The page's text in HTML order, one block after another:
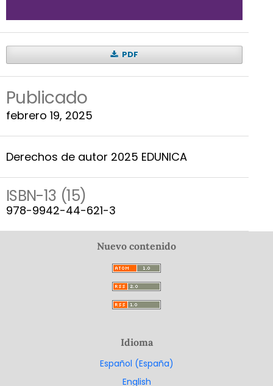
PDF
Publicado
febrero 19, 2025
Derechos de autor 2025 EDUNICA
ISBN-13 (15)
978-9942-44-621-3
Nuevo contenido
Idioma
Español (España)
English